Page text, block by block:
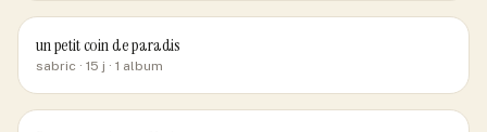
un petit coin de paradis
sabric · 15 j · 1 album